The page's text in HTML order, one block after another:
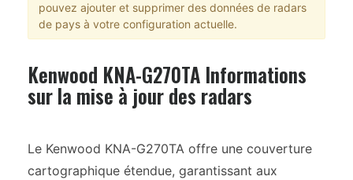
pouvez ajouter et supprimer des données de radars
de pays à votre configuration actuelle.
Kenwood KNA-G270TA Informations
sur la mise à jour des radars
Le Kenwood KNA-G270TA offre une couverture
cartographique étendue, garantissant aux